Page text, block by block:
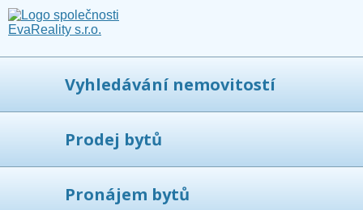
Vyhledávání nemovitostí
Prodej bytů
Pronájem bytů